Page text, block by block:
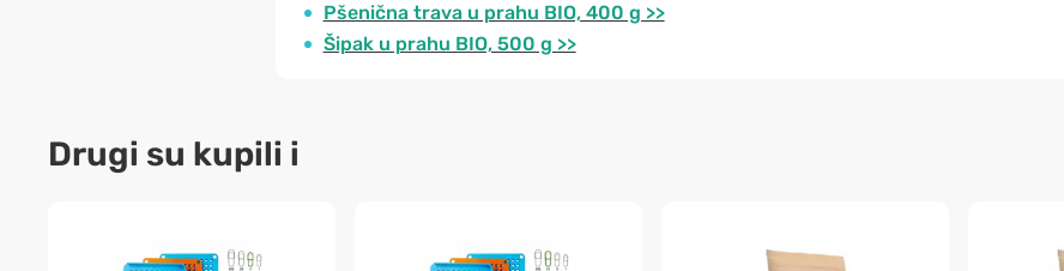
Pšenična trava u prahu BIO, 400 g >>
Šipak u prahu BIO, 500 g >>
Drugi su kupili i